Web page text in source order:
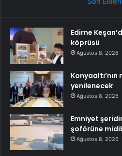
Edirne
köprüsü
Ağustos 8, 2026
yenilenecek
Ağustos 8, 2026
Emniyet
şoförüne
Ağustos 8, 2026